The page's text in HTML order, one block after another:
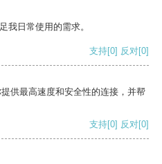
我日常使用的需求。
支持[0] 反对[0]
供最高速度和安全性的连接，并帮
支持[0] 反对[0]